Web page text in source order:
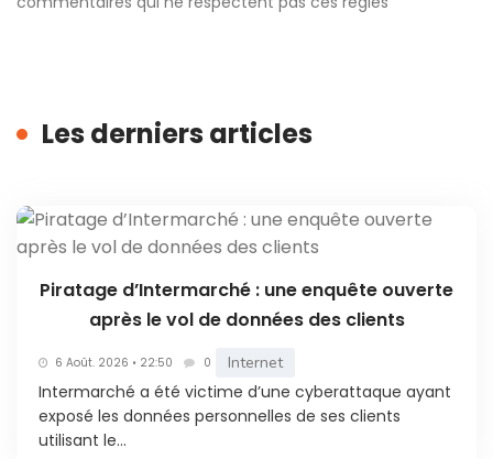
Les derniers articles
Piratage d’Intermarché : une enquête ouverte
après le vol de données des clients
6 Août. 2026 • 22:50 0 Internet
Intermarché a été victime d’une cyberattaque ayant
exposé les données personnelles de ses clients
utilisant le...